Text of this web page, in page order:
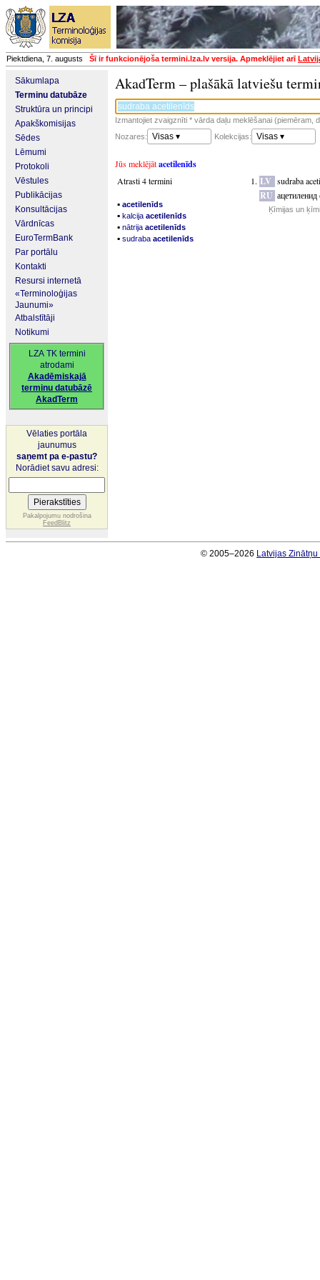
Piektdiena, 7. augusts Šī ir funkcionējoša termini.lza.lv versija. Apmeklējiet arī
Sākumlapa
Terminu datubāze
Struktūra un principi
Apakškomisijas
Sēdes
Lēmumi
Protokoli
Vēstules
Publikācijas
Konsultācijas
Vārdnīcas
EuroTermBank
Par portālu
Kontakti
Resursi internetā
«Terminoloģijas
Jaunumi»
Atbalstītāji
Notikumi
LZA TK termini
atrodami
Akadēmiskajā
terminu datubāzē
AkadTerm
Vēlaties portāla
jaunumus
saņemt pa e-pastu?
Norādiet savu adresi:
Pakalpojumu nodrošina
FeedBlitz
AkadTerm – plašākā latviešu
Izmantojiet zvaigznīti * vārda daļu meklēšanai (piemēram,
Nozares:
Visas ▾ Kolekcijas: Visas ▾
Jūs meklējātacetilenīds
Atrasti 4 termini
▪ acetilenīds
▪ kalcija acetilenīds
▪ nātrija acetilenīds
▪ sudraba acetilenīds
LV sudraba
RU ацетиленид
Ķīmijas un
© 2005–2026 Latvijas